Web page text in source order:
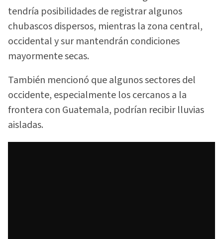
tendría posibilidades de registrar algunos
chubascos dispersos, mientras la zona central,
occidental y sur mantendrán condiciones
mayormente secas.
También mencionó que algunos sectores del
occidente, especialmente los cercanos a la
frontera con Guatemala, podrían recibir lluvias
aisladas.